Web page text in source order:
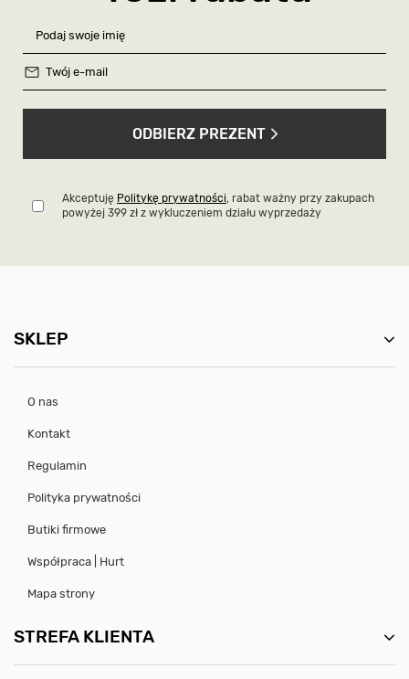
ODBIERZ PREZENT
Akceptuję Politykę prywatności, rabat ważny przy zakupach
powyżej 399 zł z wykluczeniem działu wyprzedaży
SKLEP
O nas
Kontakt
Regulamin
Polityka prywatności
Butiki firmowe
Współpraca | Hurt
Mapa strony
STREFA KLIENTA